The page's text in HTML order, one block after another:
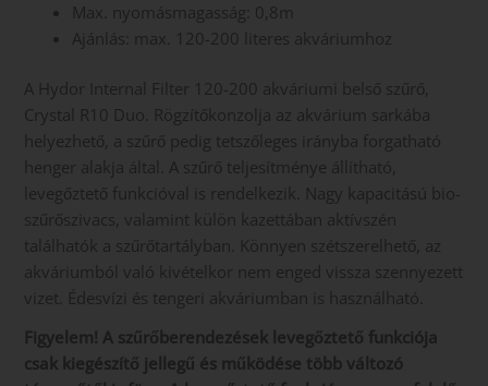
Max. nyomásmagasság: 0,8m
Ajánlás: max. 120-200 literes akváriumhoz
A Hydor Internal Filter 120-200 akváriumi belső szűrő,
Crystal R10 Duo. Rögzítőkonzolja az akvárium sarkába
helyezhető, a szűrő pedig tetszőleges irányba forgatható
henger alakja által. A szűrő teljesítménye állítható,
levegőztető funkcióval is rendelkezik. Nagy kapacitású bio-
szűrőszivacs, valamint külön kazettában aktívszén
találhatók a szűrőtartályban. Könnyen szétszerelhető, az
akváriumból való kivételkor nem enged vissza szennyezett
vizet. Édesvízi és tengeri akváriumban is használható.
Figyelem! A szűrőberendezések levegőztető funkciója
csak kiegészítő jellegű és működése több változó